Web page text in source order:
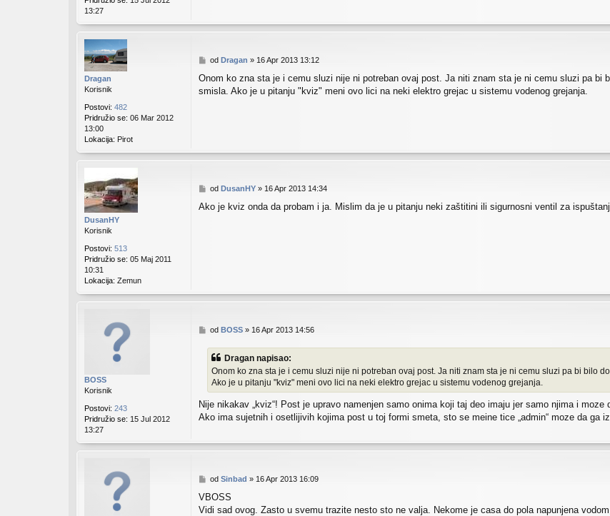
13:27
Dragan
Korisnik
Postovi: 482
Pridružio se: 06 Mar 2012
13:00
Lokacija: Pirot
P
s
t
od Dragan » 16 Apr 2013 13:12
Onom ko zna sta je i cemu sluzi nije ni potreban ovaj post. Ja niti znam sta je ni cemu sluzi pa bi
smisla. Ako je u pitanju "kviz" meni ovo lici na neki elektro grejac u sistemu vodenog grejanja.
DusanHY
Korisnik
Postovi: 513
Pridružio se: 05 Maj 2011
10:31
Lokacija: Zemun
P
s
od DusanHY» 16 Apr 2013 14:34
Ako je kviz onda da probam i ja. Mislim da je u pitanju neki zaštitini ili sigurnosni ventil za
BOSS
Korisnik
Postovi: 243
Pridružio se: 15 Jul 2012
13:27
P
s
od BOSS» 16 Apr 2013 14:56
Dragan napisao:
Onom ko zna sta je i cemu sluzi nije ni potreban ovaj post. Ja niti znam sta je ni cemu sluzi pa bi bilo
Ako je u pitanju "kviz" meni ovo lici na neki elektro grejac u sistemu vodenog grejanja.
Nije nikakav „kviz“! Post je upravo namenjen samo onima koji taj deo imaju jer samo njima i moze
Ako ima sujetnih i osetlijivih kojima post u toj formi smeta, sto se meine tice „admin“ moze da ga
P
s
t
od Sinbad » 16 Apr 2013 16:09
VBOSS
Vidi sad ovog. Zasto u svemu trazite nesto sto ne valja. Nekome je casa do pola napunjena